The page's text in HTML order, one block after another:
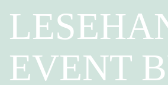
EVENT